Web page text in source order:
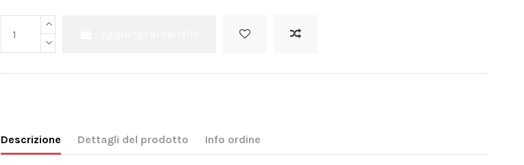
Descrizione Dettagli del prodotto Info ordine